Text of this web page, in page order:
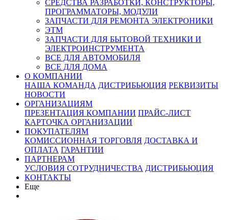
СРЕДСТВА РАЗРАБОТКИ, КОНСТРУКТОРЫ,
ПРОГРАММАТОРЫ, МОДУЛИ
ЗАПЧАСТИ ДЛЯ РЕМОНТА ЭЛЕКТРОНИКИ
ЭТМ
ЗАПЧАСТИ ДЛЯ БЫТОВОЙ ТЕХНИКИ И
ЭЛЕКТРОИНСТРУМЕНТА
ВСЕ ДЛЯ АВТОМОБИЛЯ
ВСЕ ДЛЯ ДОМА
О КОМПАНИИ
НАША КОМАНДА ДИСТРИБЬЮЦИЯ РЕКВИЗИТЫ
НОВОСТИ
ОРГАНИЗАЦИЯМ
ПРЕЗЕНТАЦИЯ КОМПАНИИ ПРАЙС-ЛИСТ
КАРТОЧКА ОРГАНИЗАЦИИ
ПОКУПАТЕЛЯМ
КОМИССИОННАЯ ТОРГОВЛЯ ДОСТАВКА И
ОПЛАТА ГАРАНТИИ
ПАРТНЕРАМ
УСЛОВИЯ СОТРУДНИЧЕСТВА ДИСТРИБЬЮЦИЯ
КОНТАКТЫ
Еще